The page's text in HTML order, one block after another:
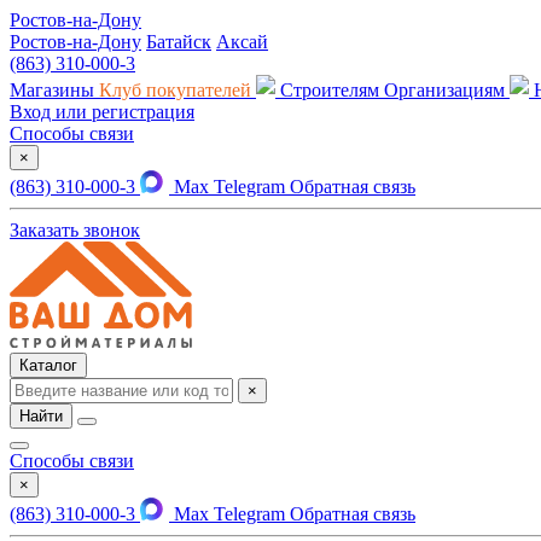
Ростов-на-Дону
Ростов-на-Дону Батайск Аксай
(863) 310-000-3
Магазины Клуб покупателей Строителям Организациям
Вход или регистрация
Способы связи
×
(863) 310-000-3 Max Telegram Обратная связь
Заказать звонок
Каталог
×
Найти
Способы связи
×
(863) 310-000-3 Max Telegram Обратная связь